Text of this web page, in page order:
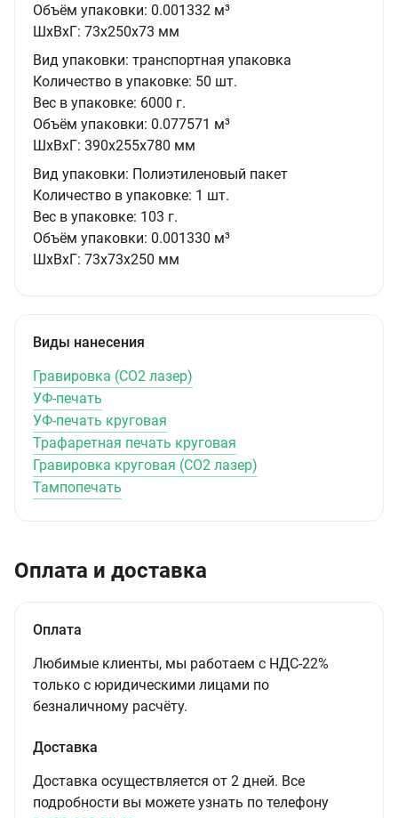
Объём упаковки: 0.001332 м³
ШxВxГ: 73x250x73 мм
Вид упаковки: транспортная упаковка
Количество в упаковке: 50 шт.
Вес в упаковке: 6000 г.
Объём упаковки: 0.077571 м³
ШxВxГ: 390x255x780 мм
Вид упаковки: Полиэтиленовый пакет
Количество в упаковке: 1 шт.
Вес в упаковке: 103 г.
Объём упаковки: 0.001330 м³
ШxВxГ: 73x73x250 мм
Виды нанесения
Гравировка (CO2 лазер)
УФ-печать
УФ-печать круговая
Трафаретная печать круговая
Гравировка круговая (CO2 лазер)
Тампопечать
Оплата и доставка
Оплата
Любимые клиенты, мы работаем с НДС-22%
только с юридическими лицами по
безналичному расчёту.
Доставка
Доставка осуществляется от 2 дней. Все
подробности вы можете узнать по телефону